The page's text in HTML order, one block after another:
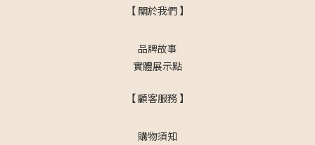
【 關於我們 】
品牌故事
實體展示點
【 顧客服務 】
購物須知